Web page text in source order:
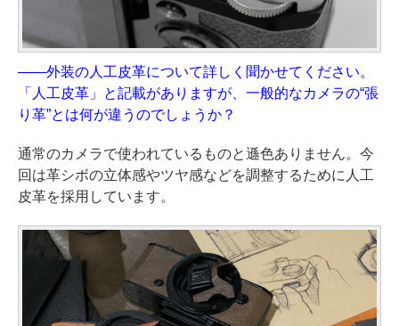
——外装の人工皮革について詳しく聞かせてください。
「人工皮革」と記載がありますが、一般的なカメラの“張
り革”とは何が違うのでしょうか？
通常のカメラで使われているものと遜色ありません。今
回は革シボの立体感やツヤ感などを調整するために人工
皮革を採用しています。